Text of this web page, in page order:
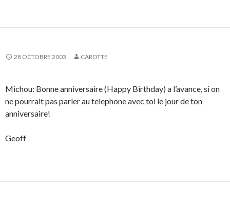
28 OCTOBRE 2003 CAROTTE
Michou: Bonne anniversaire (Happy Birthday) a l’avance, si on
ne pourrait pas parler au telephone avec toi le jour de ton
anniversaire!
Geoff